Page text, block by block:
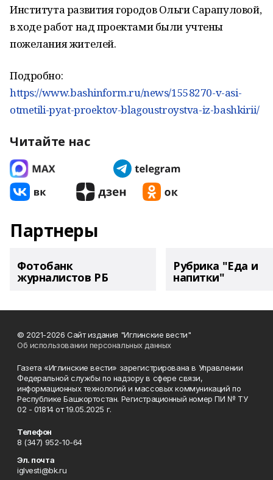
Института развития городов Ольги Сарапуловой,
в ходе работ над проектами были учтены
пожелания жителей.
Подробно:
https://www.bashinform.ru/news/1558270-v-asi-
otmetili-pyat-proektov-blagoustroystva-iz-bashkirii/
Читайте нас
Партнеры
Фотобанк
журналистов РБ
Рубрика "Еда и
напитки"
© 2021-2026 Сайт издания "Иглинские вести"
Об использовании персональных данных
Газета «Иглинские вести» зарегистрирована в Управлении
Федеральной службы по надзору в сфере связи,
информационных технологий и массовых коммуникаций по
Республике Башкортостан. Регистрационный номер ПИ № ТУ
02 - 01814 от 19.05.2025 г.
Телефон
8 (347) 952-10-64
Эл. почта
iglvesti@bk.ru